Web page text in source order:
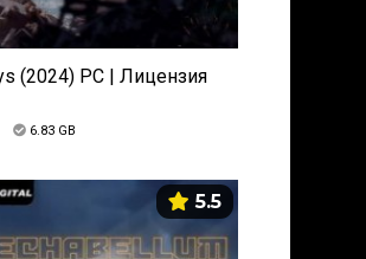
(2024) PC | Лицензия
6.83 GB
5.5